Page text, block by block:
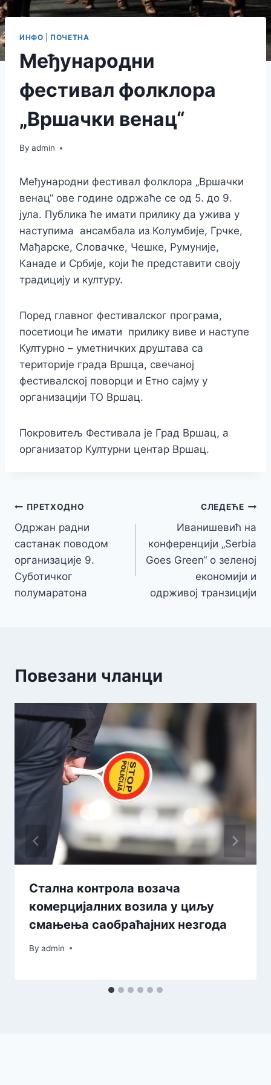
ИНФО ПОЧЕТНА
Међународни
фестивал фолклора
„Вршачки венац“
By admin
Међународни фестивал фолклора „Вршачки
венац“ ове године одржаће се од 5. до 9.
јула. Публика ће имати прилику да ужива у
наступима ансамбала из Колумбије, Грчке,
Мађарске, Словачке, Чешке, Румуније,
Канаде и Србије, који ће представити своју
традицију и културу.
Поред главног фестивалског програма,
посетиоци ће имати прилику виве и наступе
Културно – уметничких друштава са
територије града Вршца, свечаној
фестивалској поворци и Етно сајму у
организацији ТО Вршац.
Покровитељ Фестивала је Град Вршац, а
организатор Културни центар Вршац.
Кретање
чланка
ПРЕТХОДНО
Одржан радни
састанак поводом
организације 9.
Суботичког
полумаратона
СЛЕДЕЋЕ
Иванишевић на
конференцији „Serbia
Goes Green“ о зеленој
економији и
одрживој транзицији
Повезани чланци
Стална контрола возача
комерцијалних возила у циљу
смањења саобраћајних незгода
By admin